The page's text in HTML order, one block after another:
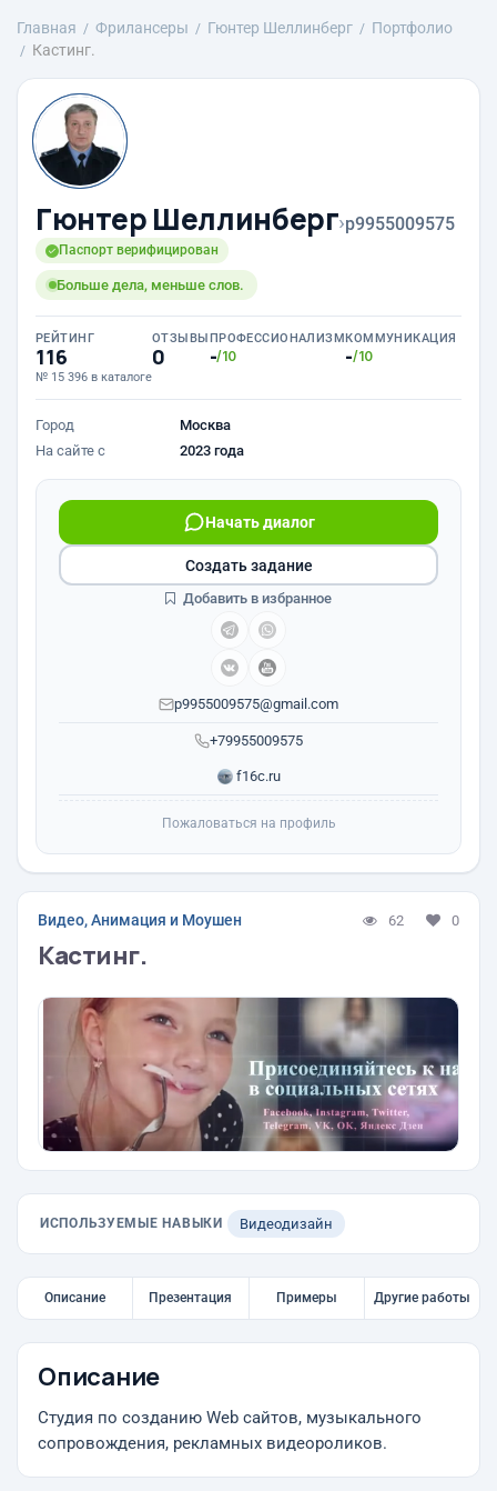
Главная Фрилансеры Гюнтер Шеллинберг
Портфолио
Кастинг.
Гюнтер Шеллинберг›p9955009575
Паспорт верифицирован
Больше дела, меньше слов.
РЕЙТИНГ
116
№ 15 396 в каталоге
ОТЗЫВЫ
0
ПРОФЕССИОНАЛИЗМ
-/10
КОММУНИКАЦИЯ
-/10
Город
Москва
На сайте с
2023 года
+79955009575
Начать диалог
p9955009575@gmail.com
f16c.ru
Создать задание
Добавить в избранное
Пожаловаться на профиль
Видео, Анимация и Моушен 62 0
Кастинг.
ИСПОЛЬЗУЕМЫЕ НАВЫКИ Видеодизайн
Описание Презентация Примеры Другие работы
Описание
Студия по созданию Web сайтов, музыкального
сопровождения, рекламных видеороликов.